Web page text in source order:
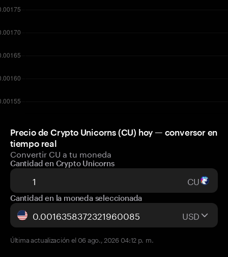
Precio de Crypto Unicorns (CU) hoy — conversor en
tiempo real
Convertir CU a tu moneda
Cantidad en Crypto Unicorns
CU
Cantidad en la moneda seleccionada
USD
Última actualización el 06 ago., 2026 04:12 p. m.